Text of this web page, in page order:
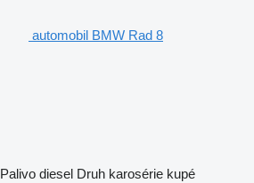
automobil BMW Rad 8
Palivo diesel Druh karosérie kupé